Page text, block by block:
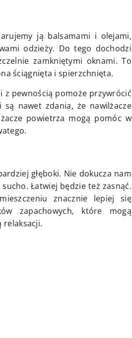
ją balsamami i olejami,
odzieży. Do tego dochodzi
zamkniętymi oknami. To
ściągnięta i spierzchnięta.
z pewnością pomoże przywrócić
nawet zdania, że nawilżacze
powietrza mogą pomóc w
głęboki. Nie dokucza nam
Łatwiej będzie też zasnąć.
znacznie lepiej się
zapachowych, które mogą
relaksacji.